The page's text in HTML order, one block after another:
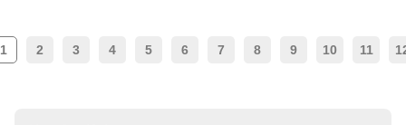
1 2 3 4 5 6 7 8 9 10 11